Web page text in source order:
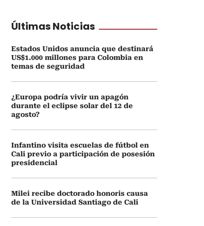
Últimas Noticias
Estados Unidos anuncia que destinará
US$1.000 millones para Colombia en
temas de seguridad
¿Europa podría vivir un apagón
durante el eclipse solar del 12 de
agosto?
Infantino visita escuelas de fútbol en
Cali previo a participación de posesión
presidencial
Milei recibe doctorado honoris causa
de la Universidad Santiago de Cali